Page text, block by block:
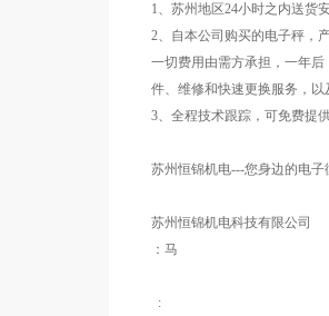
1、苏州地区24小时之内送货
2、自本公司购买的电子秤，
一切费用由需方承担，一年
件、维修和快速更换服务，
3、全程技术跟踪，可免费提
苏州恒锦机电---您身边的电子
苏州恒锦机电科技有限公司
：马
: